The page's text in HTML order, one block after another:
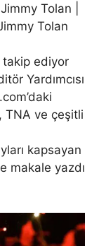
Jimmy Tolan
Tolan
takip ediyor
Yardımcısı
TNA ve çeşitli
kapsayan
makale yazdı